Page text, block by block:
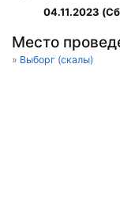
04.11.2023
Место
» Выборг (скалы)